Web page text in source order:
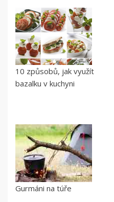
10 způsobů, jak využít
bazalku v kuchyni
Gurmáni na túře